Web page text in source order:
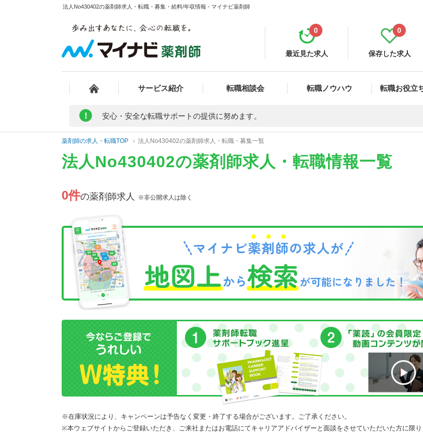
法人No430402の薬剤師求人・転職・募集・給料/年収情報 - マイナビ薬剤師
最近見た求人
0
保存した求人
0
サービス紹介 転職相談会 転職ノウハウ 転職お役立
! 安心・安全な転職サポートの提供に努めます。
薬剤師の求人・転職TOP 法人No430402の薬剤師求人・転職・募集一覧
法人No430402の薬剤師求人・転職情報一覧
0件の薬剤師求人 ※非公開求人は除く
※在庫状況により、キャンペーンは予告なく変更・終了する場合がございます。ご了承ください。
※本ウェブサイトからご登録いただき、ご来社またはお電話にてキャリアアドバイザーと面談をさせていただいた方に限り